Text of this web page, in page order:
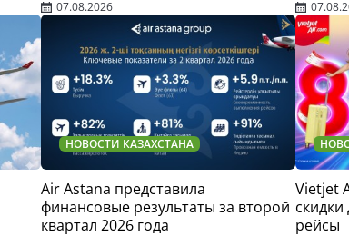
07.08.2026
НОВОСТИ КАЗАХСТАНА
Air Astana представила
финансовые результаты за второй
квартал 2026 года
Vietjet
рейсы